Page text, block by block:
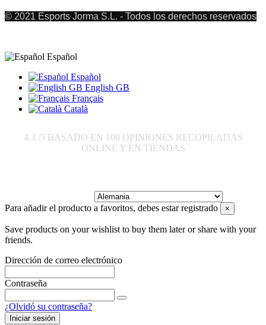
© 2021 Esports Jorma S.L. - Todos los derechos reservados
Español
Español
English GB
Français
Català
4.3 /5 BASADO EN 100 OPINIONES RECOPILADAS
ONLINE Y EN TIENDAS
Para añadir el producto a favoritos, debes estar registrado ×
Save products on your wishlist to buy them later or share with your
friends.
Dirección de correo electrónico
Contraseña
¿Olvidó su contraseña?
Iniciar sesión